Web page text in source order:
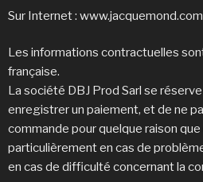
Sur Internet : www.jacquemond.com
Les informations contractuelles
française.
La société DBJ Prod Sarl se
enregistrer un paiement, et de ne
commande pour quelque raison
particulièrement en cas de
en cas de difficulté concernant la